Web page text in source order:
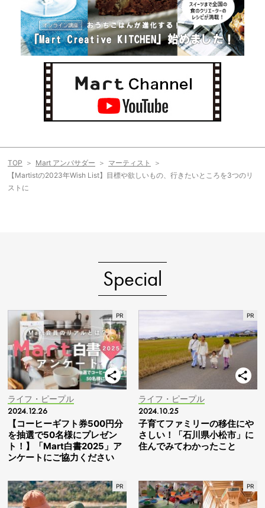
TOP Mart アンバサダー
マーティスト
【Martistの2023年Wish List】目標や欲しいもの、行きたいところを3つのリ
ストに
Special
ライフ・ピープル
2024.12.26
【コーヒーギフト券500円分
を抽選で50名様にプレゼン
ト！】「Mart白書2025」ア
ンケートにご協力ください
ライフ・ピープル
2024.10.25
子育てファミリーの移住にや
さしい！「石川県小松市」に
住んでみてわかったこと